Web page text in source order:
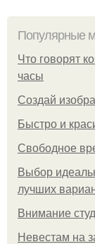
Популярные
Что говорят
часы
Создай
Быстро и
Свободное
Выбор
лучших
Внимание
Невестам на